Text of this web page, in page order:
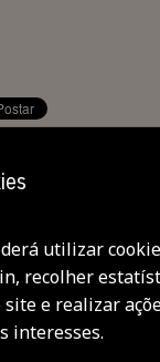
utilizar
recolher
e realizar
interesses.